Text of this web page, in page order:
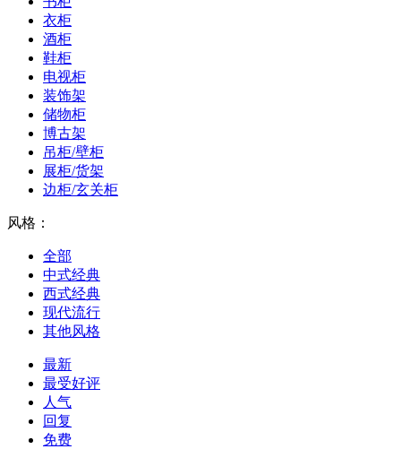
衣柜
酒柜
鞋柜
电视柜
装饰架
储物柜
博古架
吊柜/壁柜
展柜/货架
边柜/玄关柜
风格：
全部
中式经典
西式经典
现代流行
其他风格
最新
最受好评
人气
回复
免费